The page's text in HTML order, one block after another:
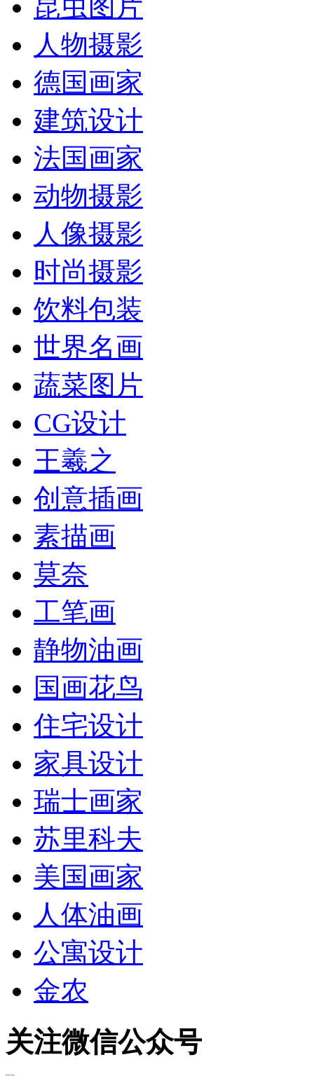
昆虫图片
人物摄影
德国画家
建筑设计
法国画家
动物摄影
人像摄影
时尚摄影
饮料包装
世界名画
蔬菜图片
CG设计
王羲之
创意插画
素描画
莫奈
工笔画
静物油画
国画花鸟
住宅设计
家具设计
瑞士画家
苏里科夫
美国画家
人体油画
公寓设计
金农
关注微信公众号